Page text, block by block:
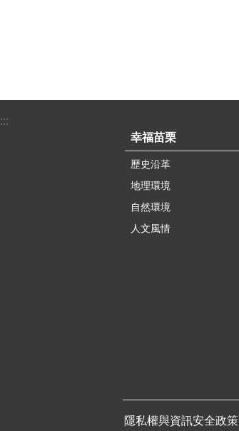
:::
幸福苗栗
歷史沿革
地理環境
自然環境
人文風情
隱私權與資訊安全政策